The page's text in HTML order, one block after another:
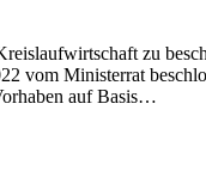
zu
Ministerrat
auf Basis…